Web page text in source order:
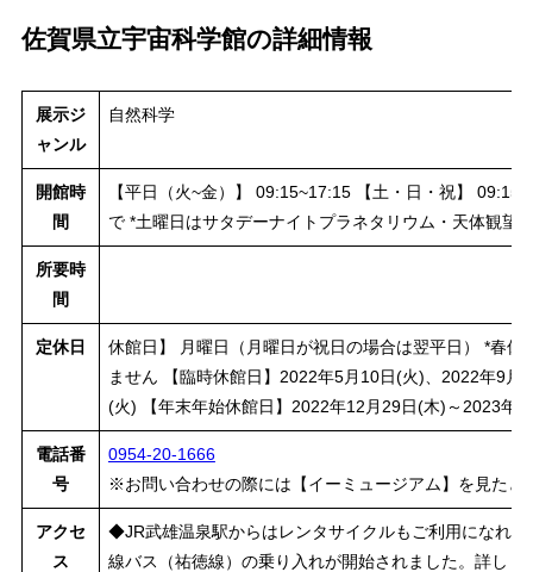
佐賀県立宇宙科学館の詳細情報
展示ジ
ャンル
自然科学
開館時
間
【平日（火~金）】 09:15~17:15 【土・日・祝】
で *土曜日はサタデーナイトプラネタリウム・天体観望
所要時
間
定休日
休館日】 月曜日（月曜日が祝日の場合は翌平日） *春
ません 【臨時休館日】2022年5月10日(火)、2022年9
(火) 【年末年始休館日】2022年12月29日(木)～2023年1
電話番
号
0954-20-1666
※お問い合わせの際には【イーミュージアム】を見たと
アクセ
ス
◆JR武雄温泉駅からはレンタサイクルもご利用になれ
線バス（祐徳線）の乗り入れが開始されました。詳しく